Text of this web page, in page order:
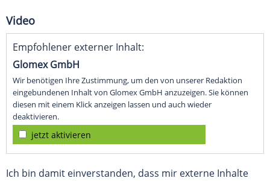
Video
Empfohlener externer Inhalt:
Glomex GmbH
Wir benötigen Ihre Zustimmung, um den von unserer Redaktion
eingebundenen Inhalt von Glomex GmbH anzuzeigen. Sie können
diesen mit einem Klick anzeigen lassen und auch wieder
deaktivieren.
jetzt aktivieren
Ich bin damit einverstanden, dass mir externe Inhalte